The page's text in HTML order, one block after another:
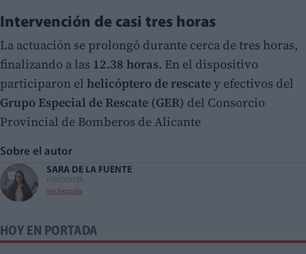
Intervención de casi tres horas
La actuación se prolongó durante cerca de tres horas,
finalizando a las 12.38 horas. En el dispositivo
participaron el helicóptero de rescatey efectivos del
Grupo Especial de Rescate (GER) del Consorcio
Provincial de Bomberos de Alicante
Sobre el autor
SARA DE LA FUENTE
PERIODISTA
Ver biografía
HOY EN PORTADA